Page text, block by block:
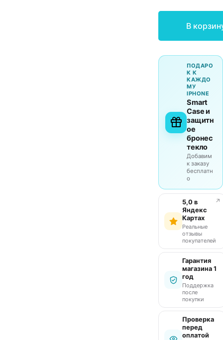
В
ПОДАРО
К К
КАЖДО
МУ
IPHONE
Smart
Case и
защитн
ое
бронес
текло
Добавим
к заказу
бесплатн
о
5,0 в
Яндекс
Картах
Реальные
отзывы
покупателей
↗
Гарантия
магазина 1
год
Поддержка
после
покупки
Проверка
перед
оплатой